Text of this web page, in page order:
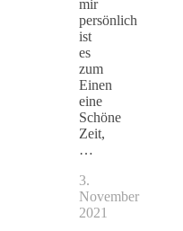
mir
persönlich
ist
es
zum
Einen
eine
Schöne
Zeit,
…
3.
November
2021